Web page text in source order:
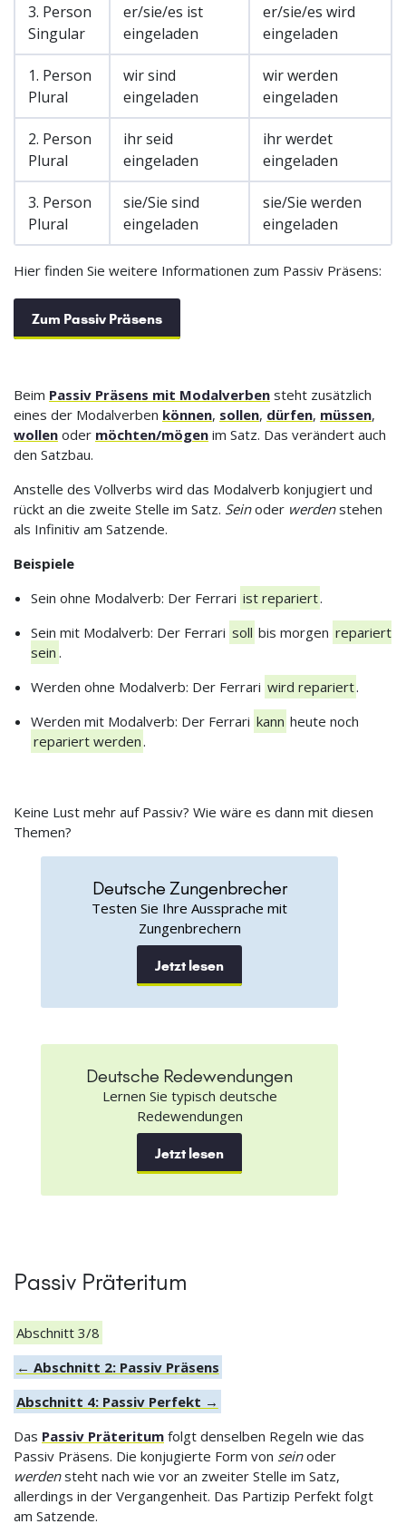
3. Person
Singular
er/sie/es ist
eingeladen
er/sie/es wird
eingeladen
1. Person
Plural
wir sind
eingeladen
wir werden
eingeladen
2. Person
Plural
ihr seid
eingeladen
ihr werdet
eingeladen
3. Person
Plural
sie/Sie sind
eingeladen
sie/Sie werden
eingeladen
Hier finden Sie weitere Informationen zum Passiv Präsens:
Zum Passiv Präsens
Beim Passiv Präsens mit Modalverben steht zusätzlich
eines der Modalverben können, sollen, dürfen, müssen,
wollen oder möchten/mögen im Satz. Das verändert auch
den Satzbau.
Anstelle des Vollverbs wird das Modalverb konjugiert und
rückt an die zweite Stelle im Satz. Seinoder werdenstehen
als Infinitiv am Satzende.
Beispiele
Sein ohne Modalverb: Der Ferrari ist repariert.
Sein mit Modalverb: Der Ferrari soll bis morgen repariert
sein .
Werden ohne Modalverb: Der Ferrari wird repariert.
Werden mit Modalverb: Der Ferrari kann heute noch
repariert werden .
Keine Lust mehr auf Passiv? Wie wäre es dann mit diesen
Themen?
Deutsche Zungenbrecher
Testen Sie Ihre Aussprache mit
Zungenbrechern
Jetzt lesen
Deutsche Redewendungen
Lernen Sie typisch deutsche
Redewendungen
Jetzt lesen
Passiv Präteritum
Abschnitt 3/8
← Abschnitt 2: Passiv Präsens
Abschnitt 4: Passiv Perfekt →
Das Passiv Präteritum folgt denselben Regeln wie das
Passiv Präsens. Die konjugierte Form von seinoder
werdensteht nach wie vor an zweiter Stelle im Satz,
allerdings in der Vergangenheit. Das Partizip Perfekt folgt
am Satzende.